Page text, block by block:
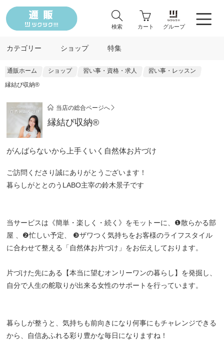
検索 カート グループ
カテゴリー ショップ 特集
通販ホーム ショップ 習い事・資格・求人
習い事・レッスン
縁結び収納®
当店の総合ページへ
縁結び収納®
がんばらないから上手くいく自然体お片づけ
ご訪問くださり誠にありがとうございます！
暮らしがととのうLABO主宰の鈴木景子です
当サービスは《簡単・楽しく・続く》をモットーに、❶散らかる部
屋 、❷忙しい予定、 ❸ザワつく気持ちをお客様のライフスタイル
に合わせて整える「自然体お片づけ」をお伝えしております。
片づけた先にある【本当に望むオンリーワンの暮らし】を発掘し、
自分で人生の舵取りが出来る女性のサポートを行っています。
暮らしが整うと、気持ちも前向きになり何事にもチャレンジできる
から、自信あふれる彩り豊かな毎日になりますね！